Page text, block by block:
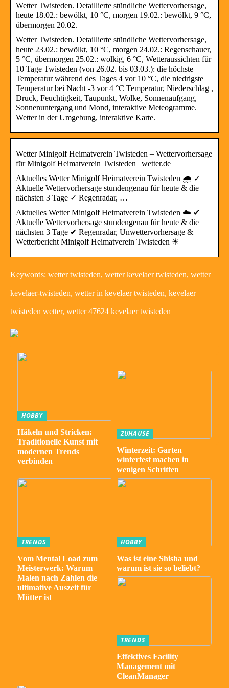
Wetter Twisteden. Detaillierte stündliche Wettervorhersage,
heute 18.02.: bewölkt, 10 °C, morgen 19.02.: bewölkt, 9 °C,
übermorgen 20.02.
Wetter Twisteden. Detaillierte stündliche Wettervorhersage,
heute 23.02.: bewölkt, 10 °C, morgen 24.02.: Regenschauer,
5 °C, übermorgen 25.02.: wolkig, 6 °C, Wetteraussichten für
10 Tage Twisteden (von 26.02. bis 03.03.): die höchste
Temperatur während des Tages 4 vor 10 °C, die niedrigste
Temperatur bei Nacht -3 vor 4 °C Temperatur, Niederschlag ,
Druck, Feuchtigkeit, Taupunkt, Wolke, Sonnenaufgang,
Sonnenuntergang und Mond, interaktive Meteogramme.
Wetter in der Umgebung, interaktive Karte.
Wetter Minigolf Heimatverein Twisteden – Wettervorhersage
für Minigolf Heimatverein Twisteden | wetter.de
Aktuelles Wetter Minigolf Heimatverein Twisteden 🌧️ ✓
Aktuelle Wettervorhersage stundengenau für heute & die
nächsten 3 Tage ✓ Regenradar, …
Aktuelles Wetter Minigolf Heimatverein Twisteden ☁️ ✔
Aktuelle Wettervorhersage stundengenau für heute & die
nächsten 3 Tage ✔ Regenradar, Unwettervorhersage &
Wetterbericht Minigolf Heimatverein Twisteden ☀
Keywords: wetter twisteden, wetter kevelaer twisteden, wetter
kevelaer-twisteden, wetter in kevelaer twisteden, kevelaer
twisteden wetter, wetter 47624 kevelaer twisteden
HOBBY
Häkeln und Stricken:
Traditionelle Kunst mit
modernen Trends
verbinden
ZUHAUSE
Winterzeit: Garten
winterfest machen in
wenigen Schritten
TRENDS
Vom Mental Load zum
Meisterwerk: Warum
Malen nach Zahlen die
ultimative Auszeit für
Mütter ist
HOBBY
Was ist eine Shisha und
warum ist sie so beliebt?
TRENDS
Effektives Facility
Management mit
CleanManager